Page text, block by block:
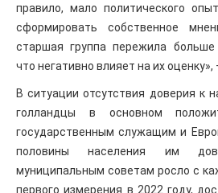
правило, мало политического
сформировать собственное
старшая группа пережила больше
что негативно влияет на их оценку»,
В ситуации отсутствия доверия к
голландцы в основном
государственным служащим и
половины населения им
муниципальным советам росло с
первого измерения в 2022 году,